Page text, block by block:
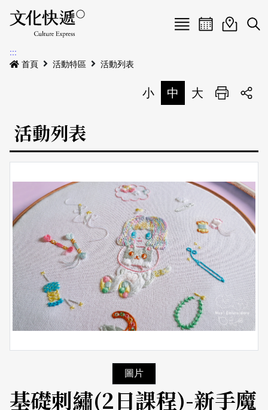
Menu
最新公告
本期專題
活動特區
活動日曆
地圖搜尋
常見問答
關於我們
刊物索取地點
訂閱文化快遞
聯絡我們
我要刊登
會員基本資料
刊登活動
網站導覽 English
日本語 登入/註冊
活動日曆活動地圖
展
:::
首頁
活動特區 活動列表
小 中 大 列印
活動列表
圖片
基礎刺繡(2日課程)-新手魔